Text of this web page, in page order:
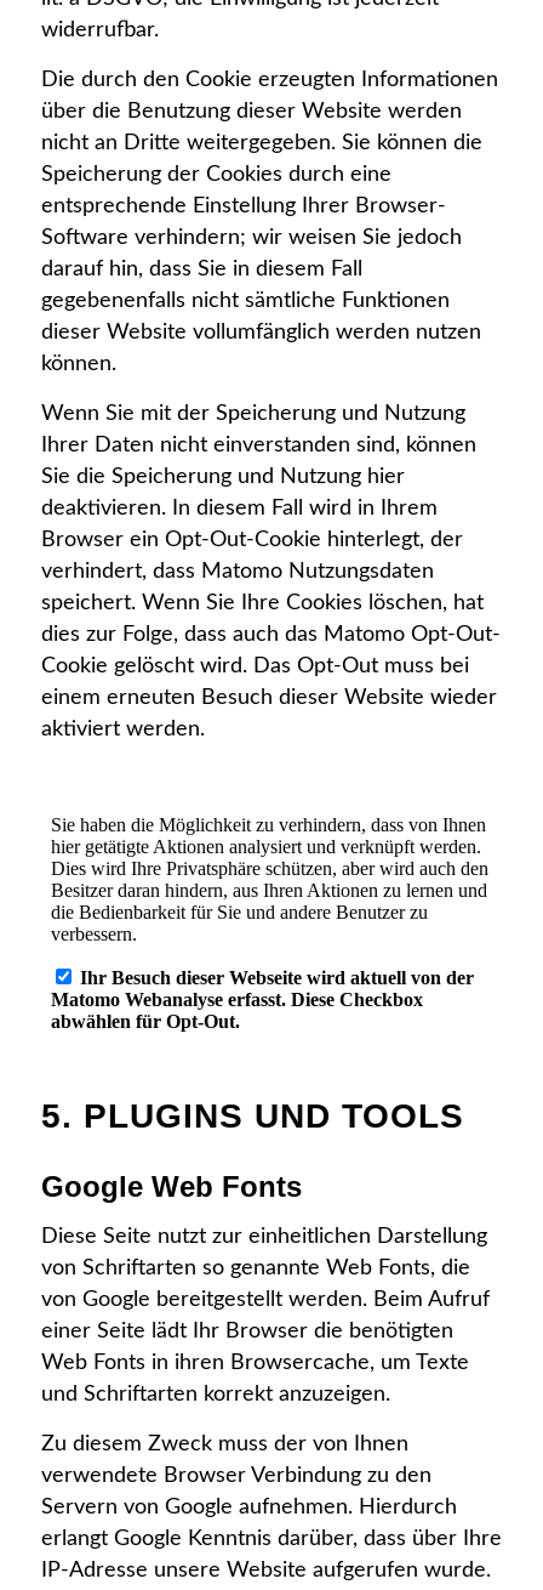
widerrufbar.
Die durch den Cookie erzeugten Informationen
über die Benutzung dieser Website werden
nicht an Dritte weitergegeben. Sie können die
Speicherung der Cookies durch eine
entsprechende Einstellung Ihrer Browser-
Software verhindern; wir weisen Sie jedoch
darauf hin, dass Sie in diesem Fall
gegebenenfalls nicht sämtliche Funktionen
dieser Website vollumfänglich werden nutzen
können.
Wenn Sie mit der Speicherung und Nutzung
Ihrer Daten nicht einverstanden sind, können
Sie die Speicherung und Nutzung hier
deaktivieren. In diesem Fall wird in Ihrem
Browser ein Opt-Out-Cookie hinterlegt, der
verhindert, dass Matomo Nutzungsdaten
speichert. Wenn Sie Ihre Cookies löschen, hat
dies zur Folge, dass auch das Matomo Opt-Out-
Cookie gelöscht wird. Das Opt-Out muss bei
einem erneuten Besuch dieser Website wieder
aktiviert werden.
5. PLUGINS UND TOOLS
Google Web Fonts
Diese Seite nutzt zur einheitlichen Darstellung
von Schriftarten so genannte Web Fonts, die
von Google bereitgestellt werden. Beim Aufruf
einer Seite lädt Ihr Browser die benötigten
Web Fonts in ihren Browsercache, um Texte
und Schriftarten korrekt anzuzeigen.
Zu diesem Zweck muss der von Ihnen
verwendete Browser Verbindung zu den
Servern von Google aufnehmen. Hierdurch
erlangt Google Kenntnis darüber, dass über Ihre
IP-Adresse unsere Website aufgerufen wurde.